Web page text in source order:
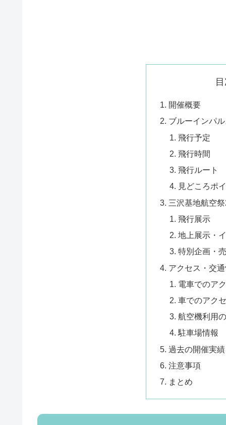
開催概要
ブルーインパ
飛行予定
飛行時間
飛行ルート
見どころポ
三沢基地航空
飛行展示
地上展示・
特別企画・
アクセス・交
電車でのア
車でのアク
航空機利用
駐車場情報
過去の開催実績
注意事項
まとめ